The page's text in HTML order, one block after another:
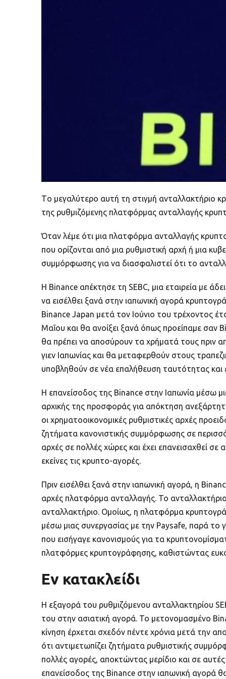
Tο μεγαλύτερο αυτή τη στιγμή ανταλλακτήριο
της ρυθμιζόμενης πλατφόρμας ανταλλαγής
Όταν λέμε ότι μια πλατφόρμα ανταλλαγής
που ορίζονται από μια ρυθμιστική αρχή ή μια
συμμόρφωσης για να διασφαλιστεί ότι το
Η Binance απέκτησε τη SEBC, μια εταιρεία με
να εισέλθει ξανά στην ιαπωνική αγορά
Binance Japan μετά τον Ιούνιο του τρέχοντος
Μαΐου και θα ανοίξει ξανά όπως προείπαμε σαν
θα πρέπει να αποσύρουν τα χρήματά τους πριν
γιεν Ιαπωνίας και θα μεταφερθούν στους
υποβληθούν σε νέα επαλήθευση ταυτότητας
Η επανείσοδος της Binance στην Ιαπωνία μέσω
αρχικής της προσφοράς για απόκτηση
οι χρηματοοικονομικές ρυθμιστικές αρχές
ζητήματα κανονιστικής συμμόρφωσης σε
αρχές σε πολλές χώρες και έχει επανεισαχθεί
εκείνες τις κρυπτο-αγορές.
Πριν εισέλθει ξανά στην ιαπωνική αγορά, η
αρχές πλατφόρμα ανταλλαγής. Το
ανταλλακτήριο. Ομοίως, η πλατφόρμα
μέσω μιας συνεργασίας με την Paysafe, παρά το
που εισήγαγε κανονισμούς για τα
πλατφόρμες κρυπτογράφησης, καθιστώντας
Εν κατακλείδι
Η εξαγορά του ρυθμιζόμενου ανταλλακτηρίου
του στην ασιατική αγορά. Το μετονομασμένο
κίνηση έρχεται σχεδόν πέντε χρόνια μετά την
ότι αντιμετωπίζει ζητήματα ρυθμιστικής
πολλές αγορές, αποκτώντας μερίδιο και σε
επανείσοδος της Binance στην ιαπωνική αγορά